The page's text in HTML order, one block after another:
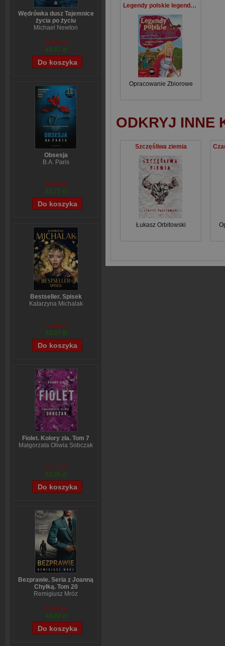
Wędrówka dusz Tajemnice
życia po życiu
Michael Newton
59,84 zł
48,07 zł
Obsesja
B.A. Paris
54,39 zł
43,71 zł
Bestseller. Spisek
Katarzyna Michalak
59,84 zł
48,07 zł
Fiolet. Kolory zła. Tom 7
Małgorzata Oliwia Sobczak
65,19 zł
52,35 zł
Bezprawie. Seria z Joanną
Chyłką. Tom 20
Remigiusz Mróz
57,60 zł
44,02 zł
Legendy polskie legenda o lechu czechu i rusie legenda o piaście i postrzyżynach jego syna ziemowita legenda o kraku i wandzie
Opracowanie Zbiorowe
ODKRYJ INNE
Szczęśliwa ziemia
Łukasz Orbitowski